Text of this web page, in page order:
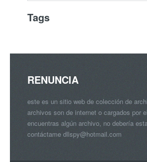
Tags
RENUNCIA
este es un sitio web de colección de
archivos son de internet o cargados por
encuentras algún archivo, no debería
contáctame dllspy@hotmail.com